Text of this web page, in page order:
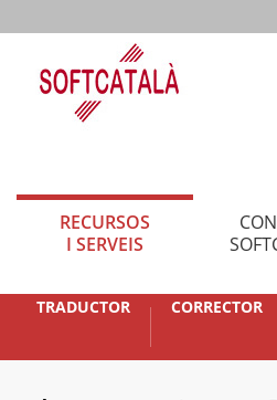
RECURSOS
I SERVEIS
TRADUCTOR CORRECTOR